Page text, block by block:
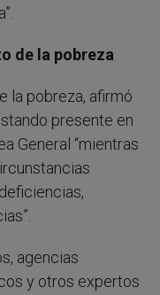
de la pobreza
la pobreza, afirmó
presente en
General “mientras
agencias
y otros expertos